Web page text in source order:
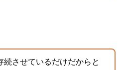
続させているだけだからと